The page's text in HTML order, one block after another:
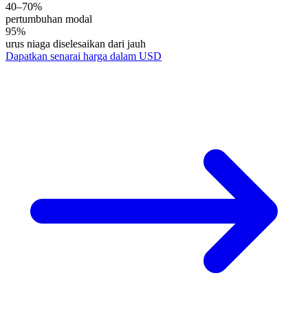
40–70%
pertumbuhan modal
95%
urus niaga diselesaikan dari jauh
Dapatkan senarai harga dalam USD